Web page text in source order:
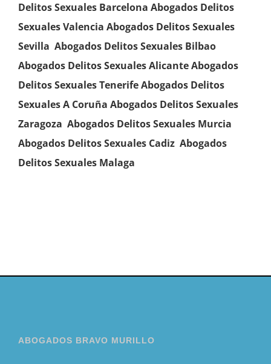
Delitos Sexuales Barcelona Abogados Delitos
Sexuales Valencia Abogados Delitos Sexuales
Sevilla Abogados Delitos Sexuales Bilbao
Abogados Delitos Sexuales AlicanteAbogados
Delitos Sexuales TenerifeAbogados Delitos
Sexuales A Coruña Abogados Delitos Sexuales
Zaragoza Abogados Delitos Sexuales Murcia
Abogados Delitos Sexuales Cadiz Abogados
Delitos Sexuales Malaga
ABOGADOS BRAVO MURILLO